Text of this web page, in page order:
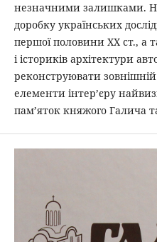
незначними залишками. На
доробку українських
першої половини ХХ ст., а
і істориків архітектури
реконструювати
елементи інтер’єру
пам’яток княжого Галича